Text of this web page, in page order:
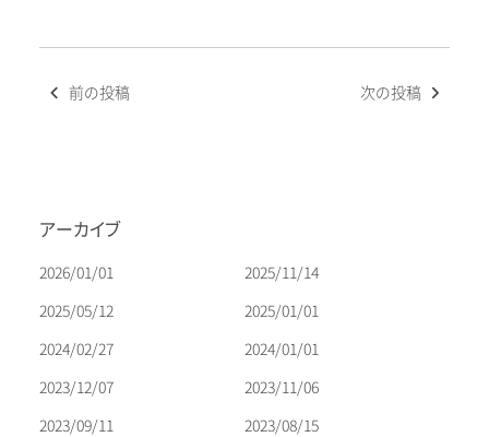
投
ー
ョ
ン
前の投稿 次の投稿
アーカイブ
2026/01/01
2025/11/14
2025/05/12
2025/01/01
2024/02/27
2024/01/01
2023/12/07
2023/11/06
2023/09/11
2023/08/15